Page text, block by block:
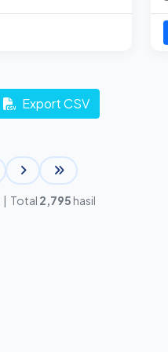
Export CSV
| Total 2,795 hasil